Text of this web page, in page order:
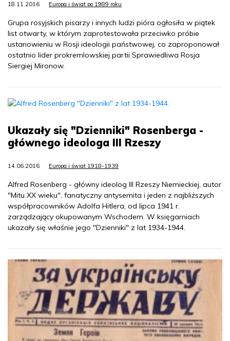
18.11.2016 Europa i świat po 1989 roku
Grupa rosyjskich pisarzy i innych ludzi pióra ogłosiła w piątek
list otwarty, w którym zaprotestowała przeciwko próbie
ustanowieniu w Rosji ideologii państwowej, co zaproponował
ostatnio lider prokremlowskiej partii Sprawiedliwa Rosja
Siergiej Mironow.
Ukazały się "Dzienniki" Rosenberga -
głównego ideologa III Rzeszy
14.06.2016 Europa i świat 1918-1939
Alfred Rosenberg - główny ideolog III Rzeszy Niemieckiej, autor
"Mitu XX wieku", fanatyczny antysemita i jeden z najbliższych
współpracowników Adolfa Hitlera, od lipca 1941 r.
zarządzający okupowanym Wschodem. W księgarniach
ukazały się właśnie jego "Dzienniki" z lat 1934-1944.